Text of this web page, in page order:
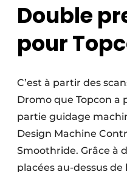
Double
pour
C’est à partir des
Dromo que Topcon
partie guidage
Design Machine
Smoothride. Grâce à
placées au-dessus